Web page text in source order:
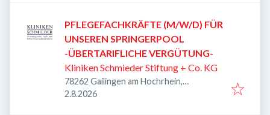
PFLEGEFACHKRÄFTE (M/W/D) FÜR
UNSEREN SPRINGERPOOL
-ÜBERTARIFLICHE VERGÜTUNG-
Kliniken Schmieder Stiftung + Co. KG
78262 Gailingen am Hochrhein,
Deutschland
Veröffentlicht
2.8.2026